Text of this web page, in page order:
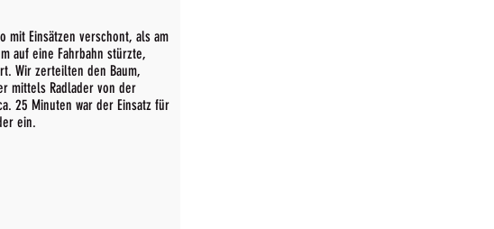
mit Einsätzen verschont, als am
auf eine Fahrbahn stürzte,
Wir zerteilten den Baum,
mittels Radlader von der
25 Minuten war der Einsatz für
ein.